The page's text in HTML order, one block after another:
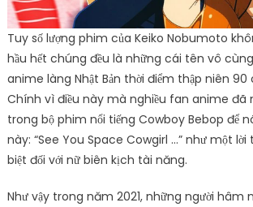
Tuy số lượng phim của Keiko Nobumoto
hầu hết chúng đều là những cái tên vô
anime làng Nhật Bản thời điểm thập niên 90
Chính vì điều này mà nghiều fan anime đã
trong bộ phim nổi tiếng Cowboy Bebop để
này: “See You Space Cowgirl …” như một
biệt đối với nữ biên kịch tài năng.
Như vậy trong năm 2021, những người hâm